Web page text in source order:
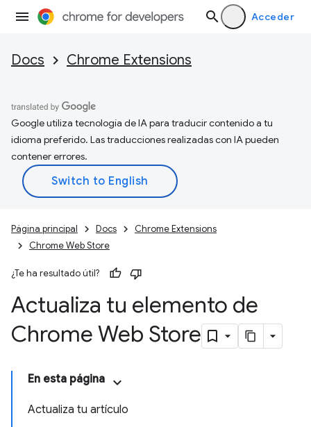
Acceder
Docs Chrome Extensions
Google utiliza tecnología de IA para traducir contenido a tu
idioma preferido. Las traducciones realizadas con IA pueden
contener errores.
Página principal Docs
Chrome Extensions
Chrome Web Store
¿Te ha resultado útil?
Actualiza tu elemento de
Chrome Web Store
En esta página
Actualiza tu artículo